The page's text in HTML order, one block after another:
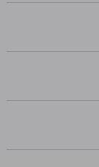
connexion de
Le port MIPI-
compatibles (voir
accessoires et
forcément
avant utilisation. Cette carte est réservée aux utilisateurs